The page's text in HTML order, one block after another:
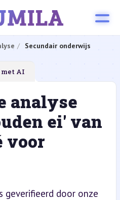
Secundair onderwijs
AI
analyse
ei' van
voor
geverifieerd door onze